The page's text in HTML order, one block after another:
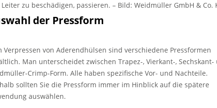
Leiter zu beschädigen, passieren. – Bild: Weidmüller GmbH & Co.
der Pressform
Verpressen von Aderendhülsen sind verschiedene Pressformen
Man unterscheidet zwischen Trapez-, Vierkant-, Sechskant-
Crimp-Form. Alle haben spezifische Vor- und Nachteile.
sollten Sie die Pressform immer im Hinblick auf die spätere
auswählen.